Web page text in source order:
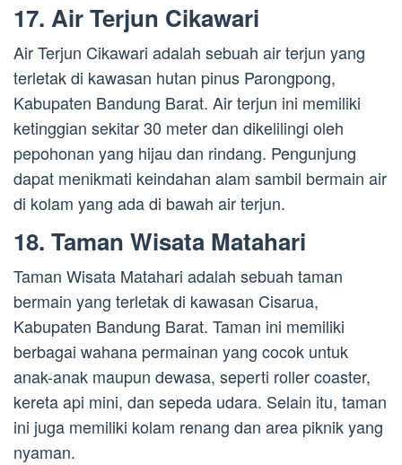
17. Air Terjun Cikawari
Air Terjun Cikawari adalah sebuah air terjun yang
terletak di kawasan hutan pinus Parongpong,
Kabupaten Bandung Barat. Air terjun ini memiliki
ketinggian sekitar 30 meter dan dikelilingi oleh
pepohonan yang hijau dan rindang. Pengunjung
dapat menikmati keindahan alam sambil bermain air
di kolam yang ada di bawah air terjun.
18. Taman Wisata Matahari
Taman Wisata Matahari adalah sebuah taman
bermain yang terletak di kawasan Cisarua,
Kabupaten Bandung Barat. Taman ini memiliki
berbagai wahana permainan yang cocok untuk
anak-anak maupun dewasa, seperti roller coaster,
kereta api mini, dan sepeda udara. Selain itu, taman
ini juga memiliki kolam renang dan area piknik yang
nyaman.